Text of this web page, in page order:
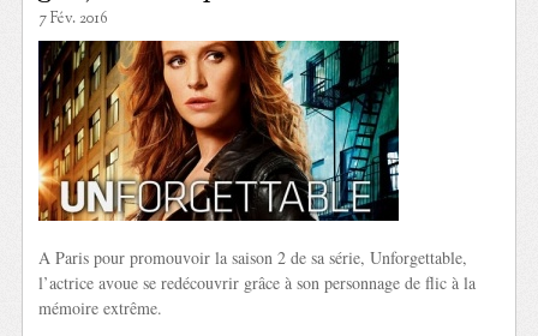
7 Fév. 2016
A Paris pour promouvoir la saison 2 de sa série, Unforgettable,
l’actrice avoue se redécouvrir grâce à son personnage de flic à la
mémoire extrême.